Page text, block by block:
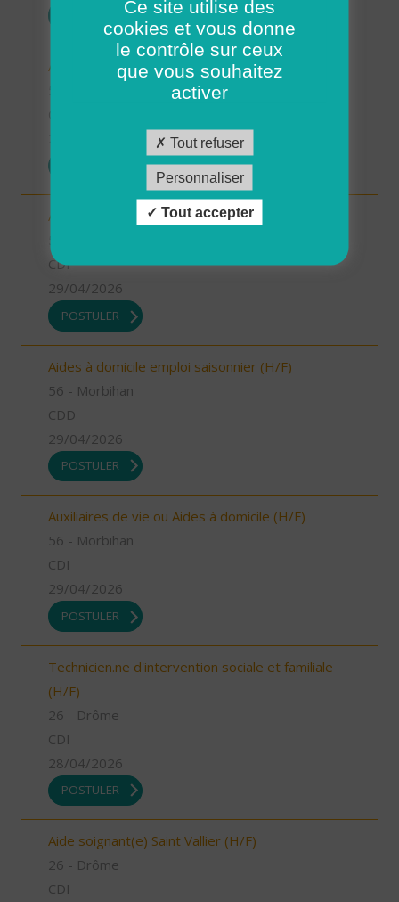
Aides à domicile pour renfort été (H/F)
Auxiliaires de vie ou Aides à domicile (H/F)
CDI
29/04/2026
POSTULER
Aides à domicile emploi saisonnier (H/F)
56 - Morbihan
CDD
29/04/2026
POSTULER
Auxiliaires de vie ou Aides à domicile (H/F)
56 - Morbihan
CDI
29/04/2026
POSTULER
Technicien.ne d'intervention sociale et familiale
(H/F)
26 - Drôme
CDI
28/04/2026
POSTULER
Aide soignant(e) Saint Vallier (H/F)
26 - Drôme
CDI
Ce site utilise des
cookies et vous donne
le contrôle sur ceux
que vous souhaitez
activer
Tout refuser
Personnaliser
Tout accepter